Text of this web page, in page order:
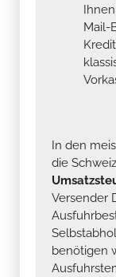
Mail-
In den
die
Versender
benötigen